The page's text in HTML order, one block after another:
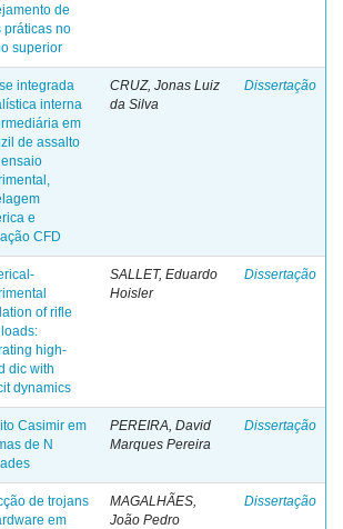
de
práticas no
superior
integrada
interna
em
de assalto
e
CFD
CRUZ, Jonas Luiz
da Silva
Dissertação
of rifle
high-
dic with
dynamics
SALLET, Eduardo
Hoisler
Dissertação
Casimir em
de N
PEREIRA, David
Marques Pereira
Dissertação
de trojans
em
MAGALHÃES,
João Pedro
Dissertação